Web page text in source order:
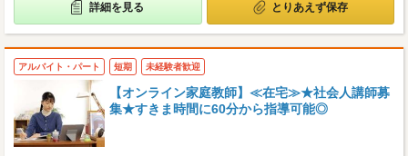
詳細を見る とりあえず保存
アルバイト・パート 短期 未経験者歓迎
【オンライン家庭教師】≪在宅≫★社会人講師募
集★すきま時間に60分から指導可能◎